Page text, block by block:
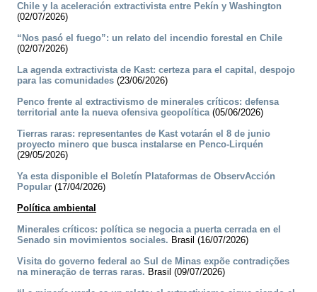
Chile y la aceleración extractivista entre Pekín y Washington
(02/07/2026)
“Nos pasó el fuego”: un relato del incendio forestal en Chile
(02/07/2026)
La agenda extractivista de Kast: certeza para el capital, despojo
para las comunidades (23/06/2026)
Penco frente al extractivismo de minerales críticos: defensa
territorial ante la nueva ofensiva geopolítica(05/06/2026)
Tierras raras: representantes de Kast votarán el 8 de junio
proyecto minero que busca instalarse en Penco-Lirquén
(29/05/2026)
Ya esta disponible el Boletín Plataformas de ObservAcción
Popular (17/04/2026)
Política ambiental
Minerales críticos: política se negocia a puerta cerrada en el
Senado sin movimientos sociales. Brasil (16/07/2026)
Visita do governo federal ao Sul de Minas expõe contradições
na mineração de terras raras. Brasil (09/07/2026)